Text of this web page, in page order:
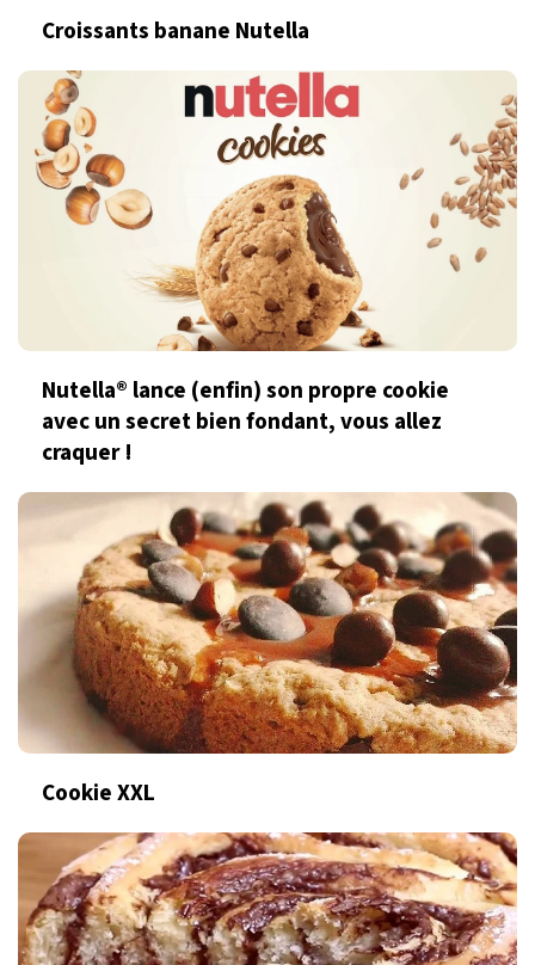
Croissants banane Nutella
Nutella® lance (enfin) son propre cookie
avec un secret bien fondant, vous allez
craquer !
Cookie XXL